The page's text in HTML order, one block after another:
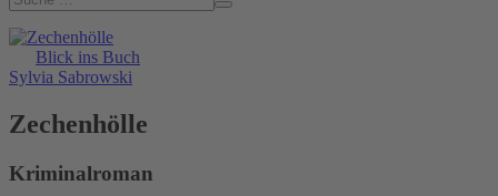
Blick ins Buch
Sylvia Sabrowski
Zechenhölle
Kriminalroman